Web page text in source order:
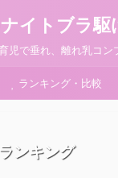
イトブラ駆
児で垂れ、離れ乳コ
ランキング・比較
ンキング